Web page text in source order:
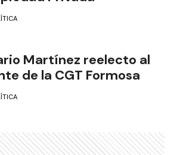
Martínez reelecto al
de la CGT Formosa